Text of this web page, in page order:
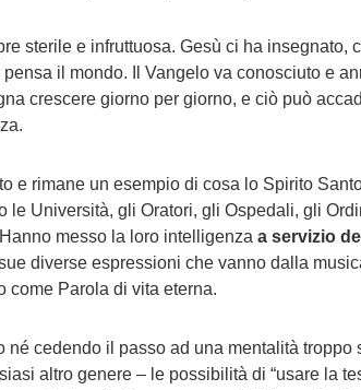
sterile e infruttuosa. Gesù ci ha insegnato,
il mondo. Il Vangelo va conosciuto e
crescere giorno per giorno, e ciò può
e rimane un esempio di cosa lo Spirito
le Università, gli Oratori, gli Ospedali, gli
messo la loro intelligenza a servizio
diverse espressioni che vanno dalla
come Parola di vita eterna.
cedendo il passo ad una mentalità troppo
altro genere – le possibilità di “usare la